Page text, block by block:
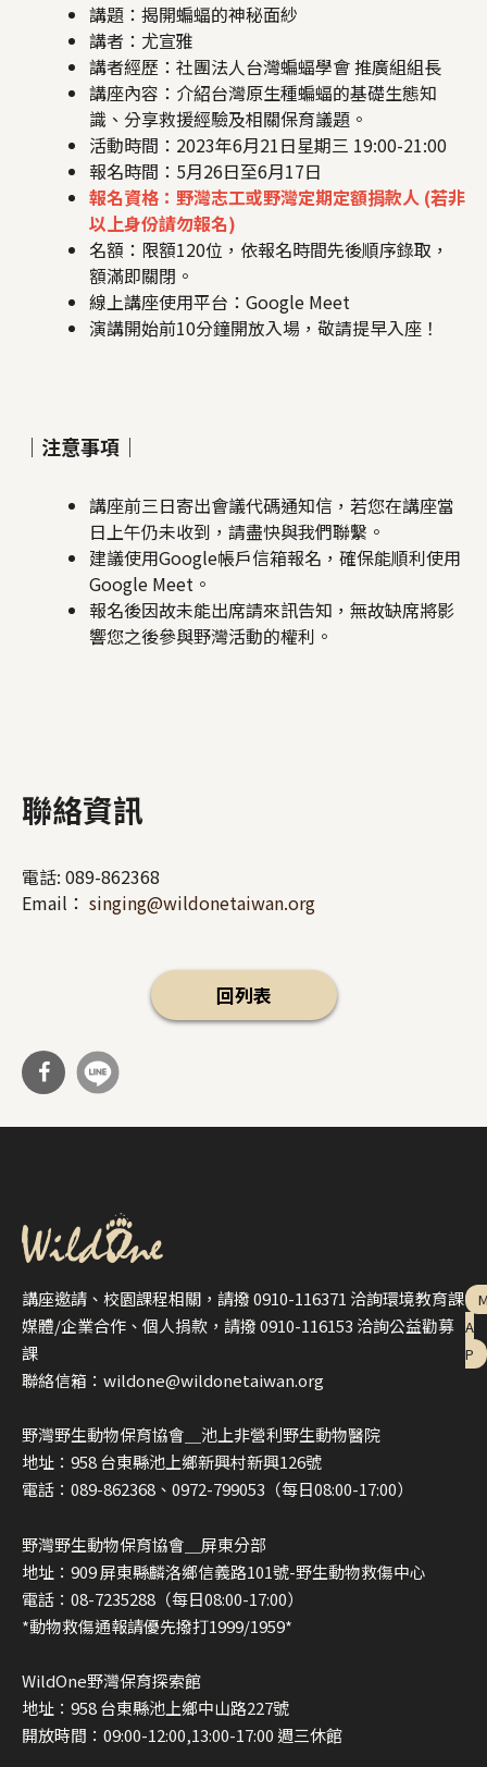
講題：揭開蝙蝠的神秘面紗
講者：尤宣雅
講者經歷：社團法人台灣蝙蝠學會 推廣組組長
講座內容：介紹台灣原生種蝙蝠的基礎生態知
識、分享救援經驗及相關保育議題。
活動時間：2023年6月21日星期三 19:00-21:00
報名時間：5月26日至6月17日
報名資格：野灣志工或野灣定期定額捐款人 (若非
以上身份請勿報名)
名額：限額120位，依報名時間先後順序錄取，
額滿即關閉。
線上講座使用平台：Google Meet
演講開始前10分鐘開放入場，敬請提早入座！
｜注意事項｜
講座前三日寄出會議代碼通知信，若您在講座當
日上午仍未收到，請盡快與我們聯繫。
建議使用Google帳戶信箱報名，確保能順利使用
Google Meet。
報名後因故未能出席請來訊告知，無故缺席將影
響您之後參與野灣活動的權利。
聯絡資訊
電話: 089-862368
Email： singing@wildonetaiwan.org
回列表
ok
講座邀請、校園課程相關，請撥 0910-116371 洽詢環境教育課
媒體/企業合作、個人捐款，請撥 0910-116153 洽詢公益勸募
課
聯絡信箱：wildone@wildonetaiwan.org
野灣野生動物保育協會＿池上非營利野生動物醫院
地址：958 台東縣池上鄉新興村新興126號
電話：089-862368、0972-799053（每日08:00-17:00）
野灣野生動物保育協會＿屏東分部
地址：909 屏東縣麟洛鄉信義路101號-野生動物救傷中心
電話：08-7235288（每日08:00-17:00）
*動物救傷通報請優先撥打1999/1959*
WildOne野灣保育探索館
地址：958 台東縣池上鄉中山路227號
開放時間：09:00-12:00,13:00-17:00 週三休館
A
P